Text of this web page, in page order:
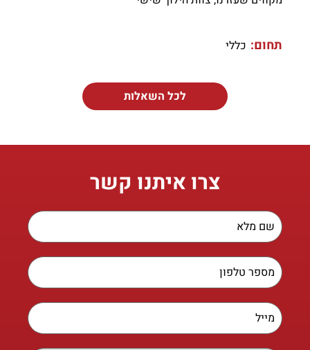
תחום: כללי
לכל השאלות
צרו איתנו קשר